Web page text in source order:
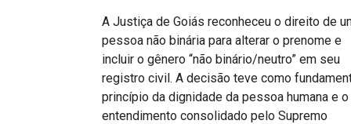
Alienação Parental
Encontre um Escritório
IBDFAM Educacional
A Justiça de Goiás reconheceu o direito de
pessoa não binária para alterar o prenome e
incluir o gênero “não binário/neutro” em seu
registro civil. A decisão teve como
princípio da dignidade da pessoa humana e o
entendimento consolidado pelo Supremo